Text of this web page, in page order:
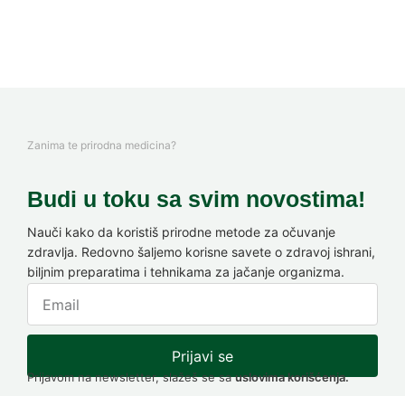
Zanima te prirodna medicina?
Budi u toku sa svim novostima!
Nauči kako da koristiš prirodne metode za očuvanje
zdravlja. Redovno šaljemo korisne savete o zdravoj ishrani,
biljnim preparatima i tehnikama za jačanje organizma.
Prijavi se
Prijavom na newsletter, slažeš se sauslovima korišćenja.